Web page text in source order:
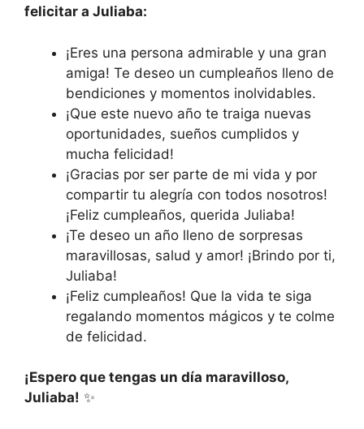
felicitar a Juliaba:
¡Eres una persona admirable y una gran
amiga! Te deseo un cumpleaños lleno de
bendiciones y momentos inolvidables.
¡Que este nuevo año te traiga nuevas
oportunidades, sueños cumplidos y
mucha felicidad!
¡Gracias por ser parte de mi vida y por
compartir tu alegría con todos nosotros!
¡Feliz cumpleaños, querida Juliaba!
¡Te deseo un año lleno de sorpresas
maravillosas, salud y amor! ¡Brindo por ti,
Juliaba!
¡Feliz cumpleaños! Que la vida te siga
regalando momentos mágicos y te colme
de felicidad.
¡Espero que tengas un día maravilloso,
Juliaba! ✨